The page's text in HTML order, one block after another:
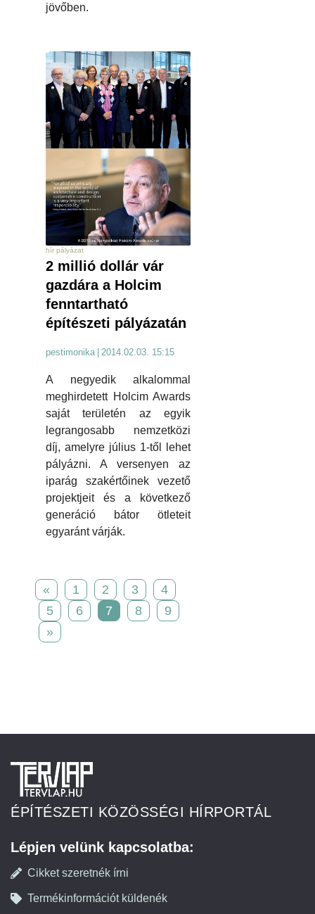
jövőben.
hír pályázat
2 millió dollár vár
gazdára a Holcim
fenntartható
építészeti pályázatán
pestimonika 2014.02.03. 15:15
A negyedik alkalommal
meghirdetett Holcim Awards
saját területén az egyik
legrangosabb nemzetközi
díj, amelyre július 1-től lehet
pályázni. A versenyen az
iparág szakértőinek vezető
projektjeit és a következő
generáció bátor ötleteit
egyaránt várják.
« 1 2 3
4
5
6 7 8
9
»
ÉPÍTÉSZETI KÖZÖSSÉGI HÍRPORTÁL
Lépjen velünk kapcsolatba:
Cikket szeretnék írni
Termékinformációt küldenék